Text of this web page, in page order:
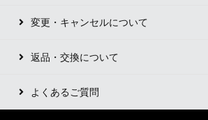
変更・キャンセルについて
返品・交換について
よくあるご質問